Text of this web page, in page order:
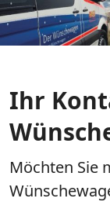
Ihr
Möchten Sie